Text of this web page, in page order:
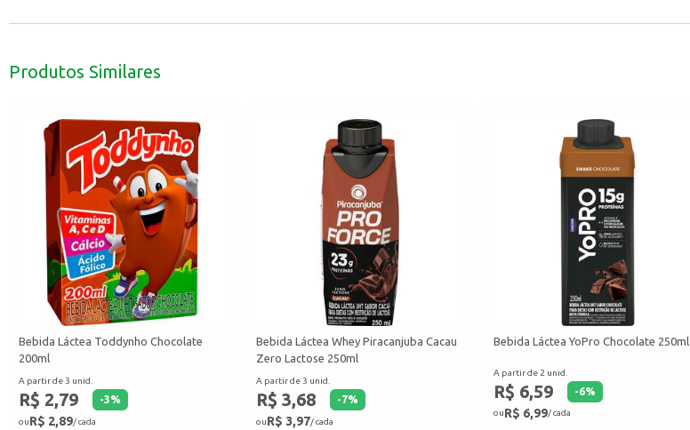
Produtos Similares
Bebida Láctea Toddynho Chocolate
200ml
A partir de 3 unid.
R$ 2,79 -3%
ouR$ 2,89/ cada
Bebida Láctea Whey Piracanjuba Cacau
Zero Lactose 250ml
A partir de 3 unid.
R$ 3,68 -7%
ouR$ 3,97/ cada
Bebida Láctea YoPro Chocolate 250ml
A partir de 2 unid.
R$ 6,59 -6%
ouR$ 6,99/ cada